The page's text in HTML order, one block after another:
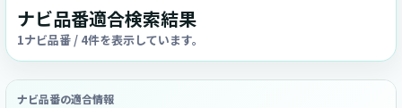
ナビ品番適合検索結果
1ナビ品番 / 4件を表示しています。
ナビ品番の適合情報